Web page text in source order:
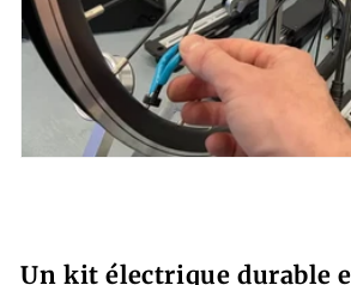
Un kit électrique durable